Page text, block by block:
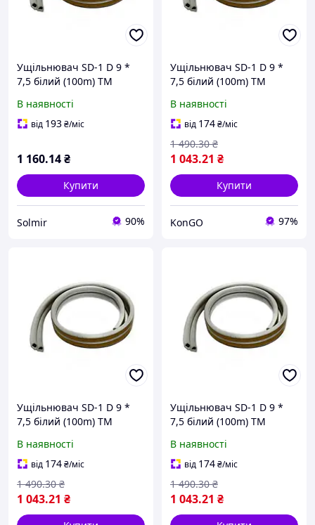
Ущільнювач SD-1 D 9 *
7,5 білий (100m) ТМ
В наявності
від 193₴/міс
1 160.14₴
Купити
Solmir 90%
Ущільнювач SD-1 D 9 *
7,5 білий (100m) ТМ
В наявності
від 174₴/міс
1 043.21 ₴
1 490.30 ₴
Купити
KonGO 97%
Ущільнювач SD-1 D 9 *
7,5 білий (100m) ТМ
В наявності
від 174₴/міс
1 043.21 ₴
1 490.30 ₴
Ущільнювач SD-1 D 9 *
7,5 білий (100m) ТМ
В наявності
від 174₴/міс
1 043.21 ₴
1 490.30 ₴